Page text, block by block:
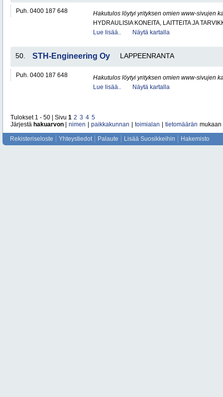
Puh. 0400 187 648
Hakutulos löytyi yrityksen omien www-sivujen
HYDRAULISIA KONEITA, LAITTEITA JA
Lue lisää..
Näytä kartalla
50. STH-Engineering Oy LAPPEENRANTA
Puh. 0400 187 648
Hakutulos löytyi yrityksen omien www-sivujen
Lue lisää..
Näytä kartalla
Tulokset 1 - 50 | Sivu 1 2 3 4 5
Järjestä hakuarvon nimen paikkakunnan toimialan tietomäärän mukaan
Rekisteriseloste Yhteystiedot Palaute Lisää Suosikkeihin Hakemisto